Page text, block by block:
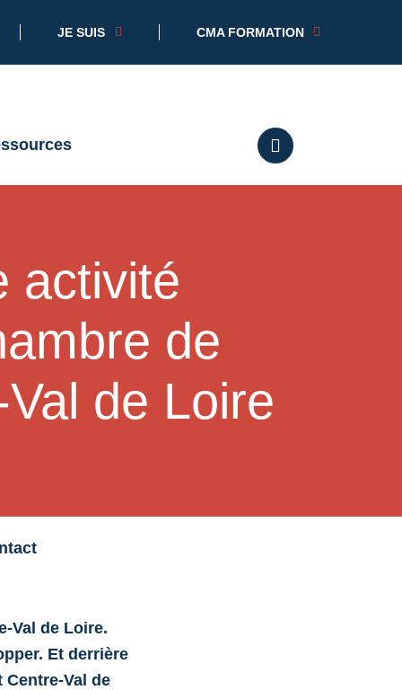
JE SUIS CMA FORMATION
RECHERCHER
activité
de
de Loire
Val de Loire.
Et derrière
Val de